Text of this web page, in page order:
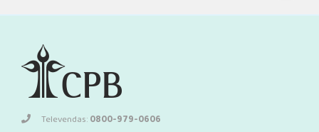
Televendas:0800-979-0606